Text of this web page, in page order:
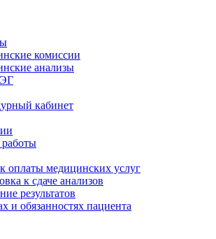
комиссии
анализы
кабинет
оплаты медицинских услуг
к сдаче анализов
результатов
и обязанностях пациента